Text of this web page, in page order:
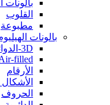
بالونات
القلوب
مطبوعة
بالونات
3D-الدوائر (orbz)
filled
الأرقام
الحروف